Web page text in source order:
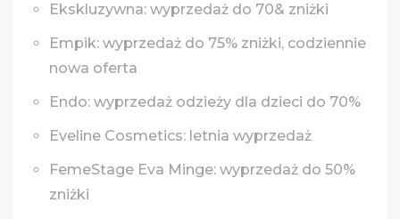
Ekskluzywna: wyprzedaż do 70& zniżki
Empik: wyprzedaż do 75% zniżki, codziennie
nowa oferta
Endo: wyprzedaż odzieży dla dzieci do 70%
Eveline Cosmetics: letnia wyprzedaż
FemeStage Eva Minge: wyprzedaż do 50%
zniżki